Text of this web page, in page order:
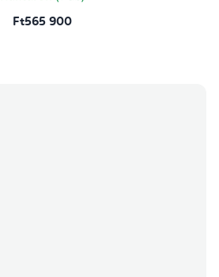
Ft565 900